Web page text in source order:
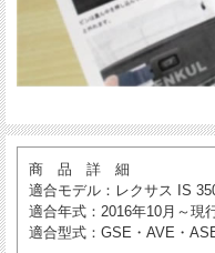
商 品 詳 細
適合モデル ：レクサス IS
適合年式 ：2016年10月～現
適合型式 ：GSE・AVE・